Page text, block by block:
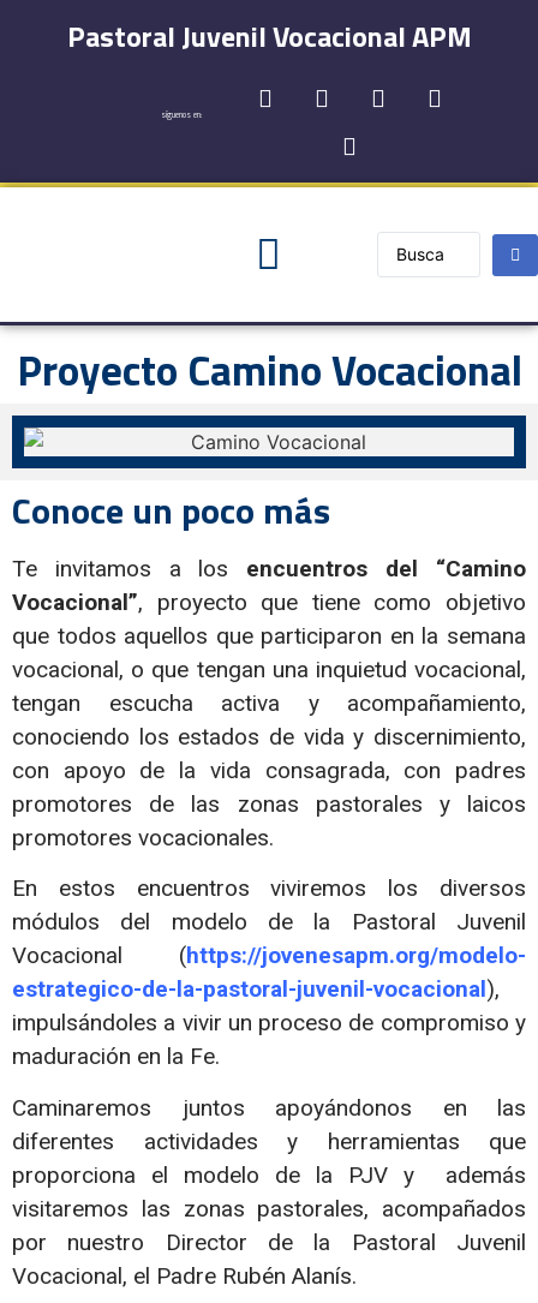
Pastoral Juvenil Vocacional APM
síguenos en:
Proyecto Camino Vocacional
Conoce un poco más
Te invitamos a los encuentros del “Camino
Vocacional”, proyecto que tiene como objetivo
que todos aquellos que participaron en la semana
vocacional, o que tengan una inquietud vocacional,
tengan escucha activa y acompañamiento,
conociendo los estados de vida y discernimiento,
con apoyo de la vida consagrada, con padres
promotores de las zonas pastorales y laicos
promotores vocacionales.
En estos encuentros viviremos los diversos
módulos del modelo de la Pastoral Juvenil
Vocacional (https://jovenesapm.org/modelo-
estrategico-de-la-pastoral-juvenil-vocacional),
impulsándoles a vivir un proceso de compromiso y
maduración en la Fe.
Caminaremos juntos apoyándonos en las
diferentes actividades y herramientas que
proporciona el modelo de la PJV y además
visitaremos las zonas pastorales, acompañados
por nuestro Director de la Pastoral Juvenil
Vocacional, el Padre Rubén Alanís.